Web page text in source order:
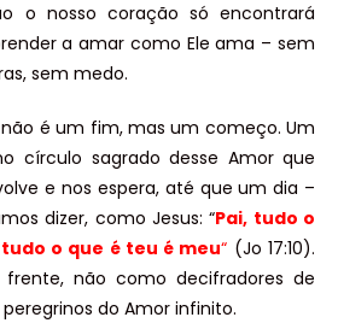
o nosso coração só encontrará
a amar como Ele ama – sem
sem medo.
é um fim, mas um começo. Um
círculo sagrado desse Amor que
e nos espera, até que um dia –
dizer, como Jesus: “Pai, tudo o
o que é teu é meu“ (Jo 17:10).
não como decifradores de
do Amor infinito.